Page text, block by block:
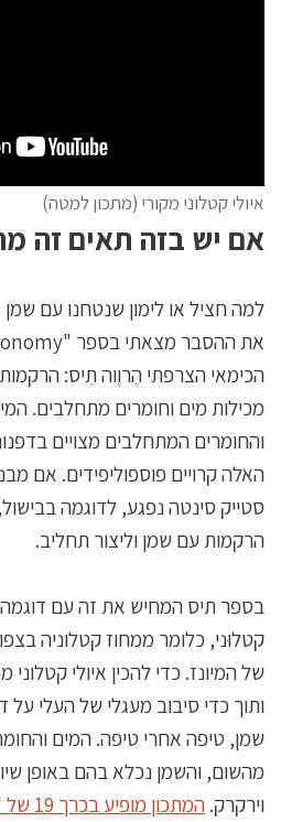
איולי קטלוני מקורי (מתכון למטה)
אם יש בזה תאים זה
למה חציל או לימון שנטחנו עם
הכימאי הצרפתי הֶרוֶוה תִיס:
מכילות מים וחומרים מתחלבים.
והחומרים המתחלבים מצויים
האלה קרויים פוספוליפידים. אם
סטייק סינטה נפגע, לדוגמה
הרקמות עם שמן וליצור תחליב.
בספר תיס המחיש את זה עם דוגמה
קטלוּני, כלומר ממחוז קטלוניה
של המיונז. כדי להכין איולי
ותוך כדי סיבוב מעגלי של העלי
שמן, טיפה אחרי טיפה. המים
מהשום, והשמן נכלא בהם באופן
וירקרק. המתכון מופיע בכרך 19 של "תולדות הטבע"